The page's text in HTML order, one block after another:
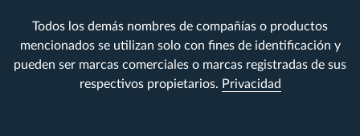
Todos los demás nombres de compañías o productos
mencionados se utilizan solo con fines de identificación y
pueden ser marcas comerciales o marcas registradas de sus
respectivos propietarios. Privacidad